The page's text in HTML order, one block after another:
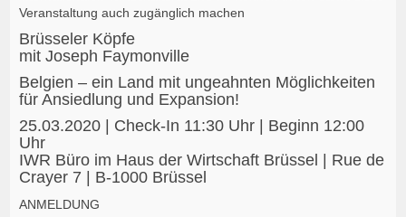
Veranstaltung auch zugänglich machen
Brüsseler Köpfe
mit Joseph Faymonville
Belgien – ein Land mit ungeahnten Möglichkeiten
für Ansiedlung und Expansion!
25.03.2020 | Check-In 11:30 Uhr | Beginn 12:00
Uhr
IWR Büro im Haus der Wirtschaft Brüssel | Rue de
Crayer 7 | B-1000 Brüssel
ANMELDUNG